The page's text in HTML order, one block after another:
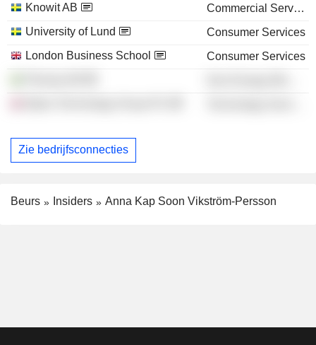
Knowit AB
Commercial Services
University of Lund
Consumer Services
London Business School
Consumer Services
Zie bedrijfsconnecties
Beurs Insiders Anna Kap Soon Vikström-Persson